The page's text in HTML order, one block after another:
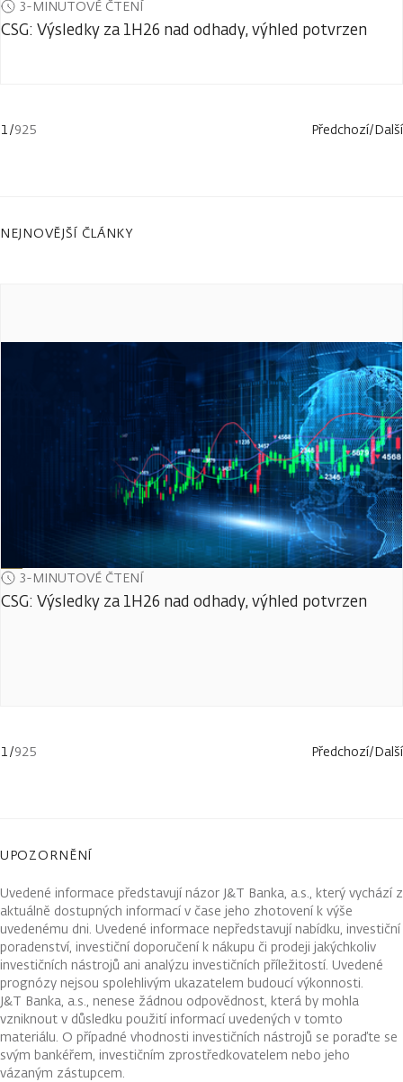
3-MINUTOVÉ ČTENÍ
CSG: Výsledky za 1H26 nad odhady, výhled potvrzen
1/925 Předchozí/Další
NEJNOVĚJŠÍ ČLÁNKY
3-MINUTOVÉ ČTENÍ
CSG: Výsledky za 1H26 nad odhady, výhled potvrzen
1/925 Předchozí/Další
UPOZORNĚNÍ
Uvedené informace představují názor J&T Banka, a.s., který vychází z
aktuálně dostupných informací v čase jeho zhotovení k výše
uvedenému dni. Uvedené informace nepředstavují nabídku, investiční
poradenství, investiční doporučení k nákupu či prodeji jakýchkoliv
investičních nástrojů ani analýzu investičních příležitostí. Uvedené
prognózy nejsou spolehlivým ukazatelem budoucí výkonnosti.
J&T Banka, a.s., nenese žádnou odpovědnost, která by mohla
vzniknout v důsledku použití informací uvedených v tomto
materiálu. O případné vhodnosti investičních nástrojů se poraďte se
svým bankéřem, investičním zprostředkovatelem nebo jeho
vázaným zástupcem.